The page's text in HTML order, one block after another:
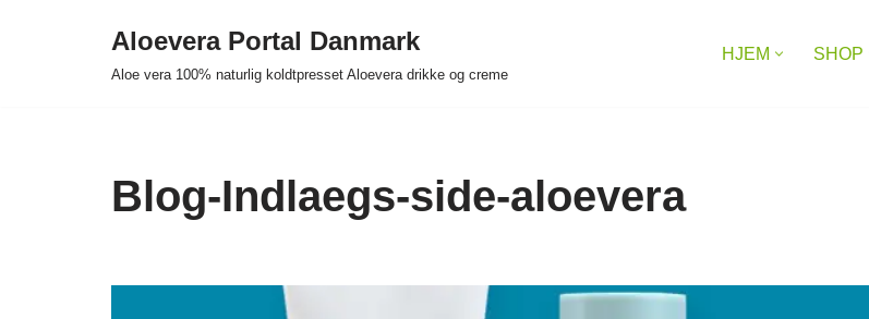
Aloevera Portal Danmark
Aloe vera 100% naturlig koldtpresset Aloevera drikke og creme
HJEM SHOP
Blog-Indlaegs-side-aloevera